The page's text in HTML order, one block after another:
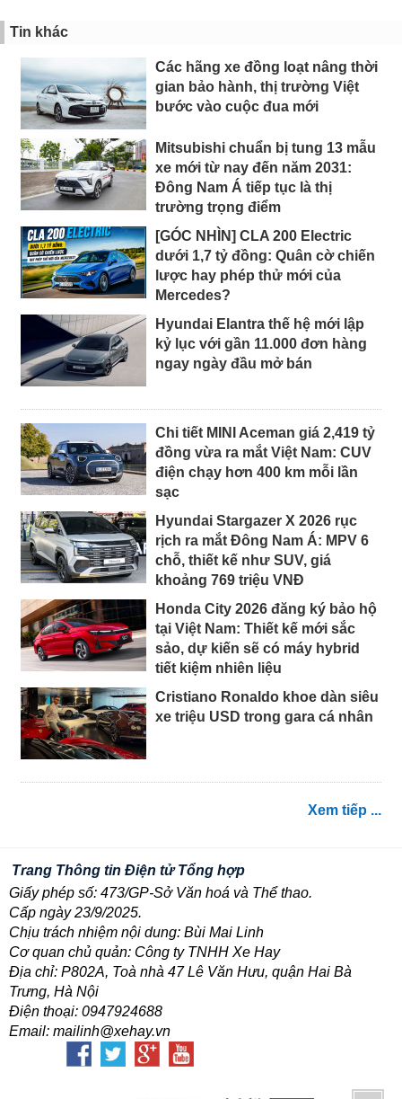
Tin khác
Các hãng xe đồng loạt nâng thời
gian bảo hành, thị trường Việt
bước vào cuộc đua mới
Mitsubishi chuẩn bị tung 13 mẫu
xe mới từ nay đến năm 2031:
Đông Nam Á tiếp tục là thị
trường trọng điểm
[GÓC NHÌN] CLA 200 Electric
dưới 1,7 tỷ đồng: Quân cờ chiến
lược hay phép thử mới của
Mercedes?
Hyundai Elantra thế hệ mới lập
kỷ lục với gần 11.000 đơn hàng
ngay ngày đầu mở bán
Chi tiết MINI Aceman giá 2,419 tỷ
đồng vừa ra mắt Việt Nam: CUV
điện chạy hơn 400 km mỗi lần
sạc
Hyundai Stargazer X 2026 rục
rịch ra mắt Đông Nam Á: MPV 6
chỗ, thiết kế như SUV, giá
khoảng 769 triệu VNĐ
Honda City 2026 đăng ký bảo hộ
tại Việt Nam: Thiết kế mới sắc
sảo, dự kiến sẽ có máy hybrid
tiết kiệm nhiên liệu
Cristiano Ronaldo khoe dàn siêu
xe triệu USD trong gara cá nhân
Xem tiếp ...
Trang Thông tin Điện tử Tổng hợp
Giấy phép số: 473/GP-Sở Văn hoá và Thể thao.
Cấp ngày 23/9/2025.
Chịu trách nhiệm nội dung: Bùi Mai Linh
Cơ quan chủ quản: Công ty TNHH Xe Hay
Địa chỉ: P802A, Toà nhà 47 Lê Văn Hưu, quận Hai Bà
Trưng, Hà Nội
Điện thoại: 0947924688
Email: mailinh@xehay.vn